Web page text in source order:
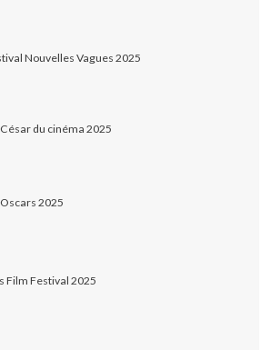
Nouvelles Vagues 2025
du cinéma 2025
2025
Film Festival 2025